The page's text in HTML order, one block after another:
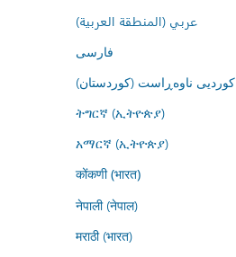
عربي (المنطقة العربية)
فارسى
کوردیی ناوەڕاست (کوردستان)
ትግርኛ (ኢትዮጵያ)
አማርኛ (ኢትዮጵያ)
कोंकणी (भारत)
नेपाली (नेपाल)
मराठी (भारत)